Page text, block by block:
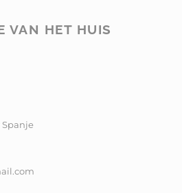
VAN HET HUIS